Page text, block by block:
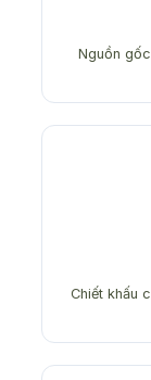
Nguồn
Chiết khấu